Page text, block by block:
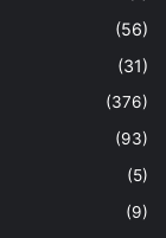
(56)
(31)
(376)
(93)
(5)
(9)